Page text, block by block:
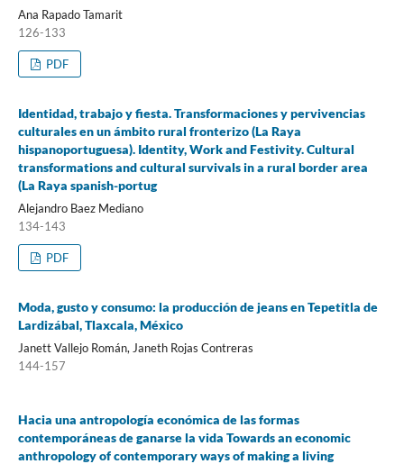
Ana Rapado Tamarit
126-133
PDF
Identidad, trabajo y fiesta. Transformaciones y pervivencias
culturales en un ámbito rural fronterizo (La Raya
hispanoportuguesa). Identity, Work and Festivity. Cultural
transformations and cultural survivals in a rural border area
(La Raya spanish-portug
Alejandro Baez Mediano
134-143
PDF
Moda, gusto y consumo: la producción de jeans en Tepetitla de
Lardizábal, Tlaxcala, México
Janett Vallejo Román, Janeth Rojas Contreras
144-157
Hacia una antropología económica de las formas
contemporáneas de ganarse la vida Towards an economic
anthropology of contemporary ways of making a living